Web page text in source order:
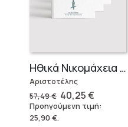
Ηθικά Νικομάχεια (3 τόμοι)
Αριστοτέλης
57,49€ Original
price
was:
40,25€Η
τιμή
Προηγούμενη τιμή:
25,90€.